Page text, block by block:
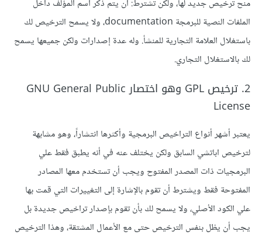
منح ترخيص جديد لها، ولكن تشترط: أن يتم ذكر اسم المؤلف داخل
الملفات النصية للبرمجة documentation، ولا يسمح الترخيص لك
باستغلال العلامة التجارية للمنشأ. وله عدة إصدارات ولكن جميعها يسمح
لك بالاستغلال التجاري.
2. ترخيص GPL وهو اختصار GNU General Public
License
يعتبر أشهر أنواع التراخيص البرمجية وأكثرها انتشاراً، وهو مشابهة
لترخيص اباتشي السابق ولكن يختلف عنه في أنه يطبق فقط علي
البرمجيات ذات المصدر المفتوح ويجب أن تستخدم معها المصادر
المفتوحة فقط ويشترط أن تقوم بالإشارة إلى التغييرات التي قمت بها
علي الكود الأصلي، ولا يسمح لك بأن تقوم بإصدار تراخيص جديدة بل
يجب أن يظل بنفس الترخيص حتى مع الأعمال المشتقة، وهذا الترخيص